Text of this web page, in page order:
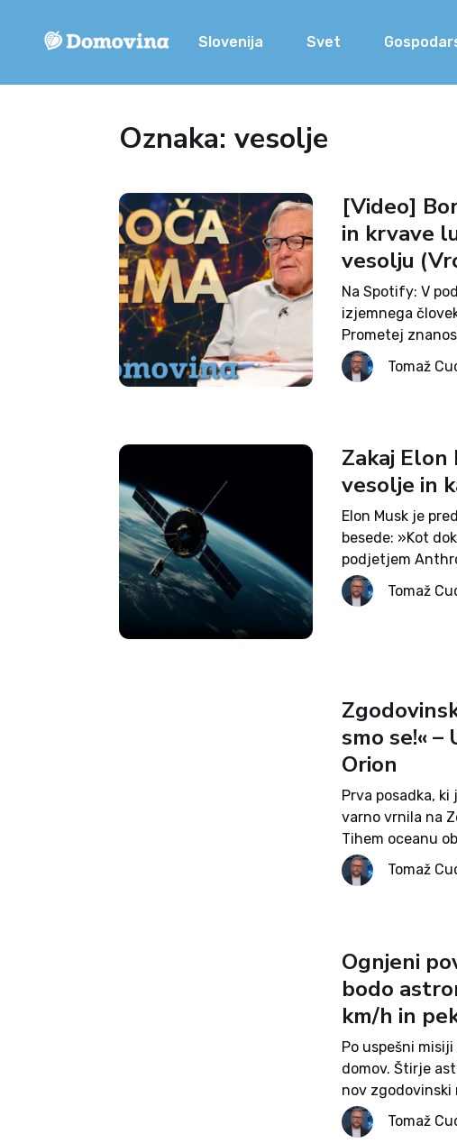
Slovenija Svet
Oznaka: vesolje
[Video]
in krvave
vesolju
Na Spotify: V
izjemnega
Prometej
leto 2025,
odstirali
Tomaž
Zakaj
vesolje in
Elon Musk je
besede: »Kot
podjetjem
umetno
obsegu.
Tomaž
smo se!«
Orion
Prva posadka,
varno vrnila na
Tihem oceanu
novo poglavje
vesolju. Varno...
Tomaž
Ognjeni
bodo
km/h in
Po uspešni
domov. Štirje
nov zgodovinski
406.771
odpotovali
Tomaž